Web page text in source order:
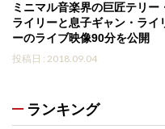
ミニマル音楽界の巨匠テリー
ライリーと息子ギャン・ライ
ーのライブ映像90分を公開
投稿日 : 2018.09.04
ランキング